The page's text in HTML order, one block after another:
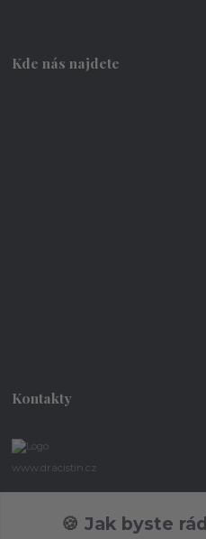
Kde nás najdete
Kontakty
www.dracistin.cz
+420 737 613
🍪 Jak byste